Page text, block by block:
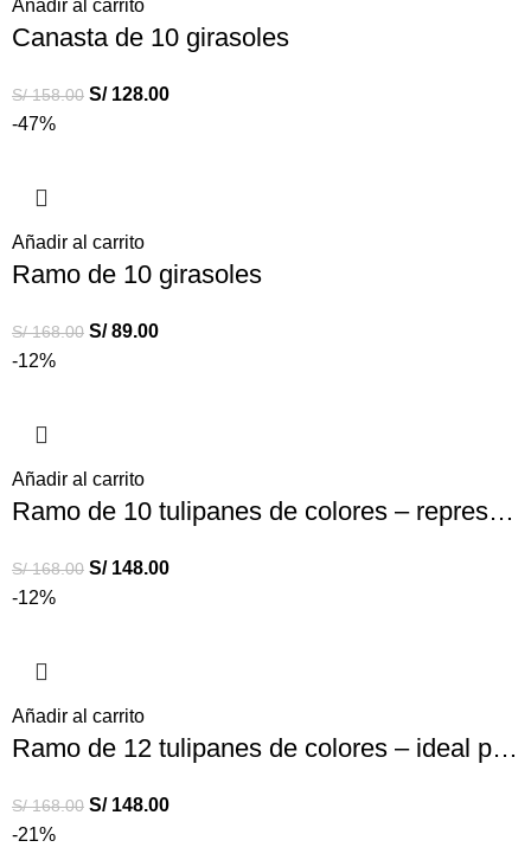
Añadir al carrito
Canasta de 10 girasoles
S/158.00 S/128.00
-47%
Añadir al carrito
Ramo de 10 girasoles
S/168.00 S/89.00
-12%
Añadir al carrito
Ramo de 10 tulipanes de colores – representan tus diversas emociones
S/168.00 S/148.00
-12%
Añadir al carrito
Ramo de 12 tulipanes de colores – ideal para enamorar
S/168.00 S/148.00
-21%